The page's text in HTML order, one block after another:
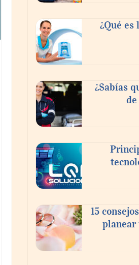
¿Qué es
¿Sabías
15
planear